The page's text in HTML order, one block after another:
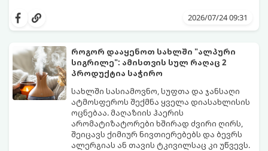
ეფექტური, ბიუჯეტური და აპრობირებული
ლაქების ამოყვანასა და პირვანდელი
სიახლის დაბრუნებას.
2026/07/24 09:31
როგორ დააყენოთ სახლში "ალპური
სიგრილე": ამისთვის სულ რაღაც 2
პროდუქტია საჭირო
სახლში სასიამოვნო, სუფთა და ჯანსაღი
ატმოსფეროს შექმნა ყველა დიასახლისის
ოცნებაა. მაღაზიის ჰაერის
არომატიზატორები ხშირად ძვირი ღირს,
შეიცავს ქიმიურ ნივთიერებებს და ბევრს
ალერგიას ან თავის ტკივილსაც კი უწვევს.